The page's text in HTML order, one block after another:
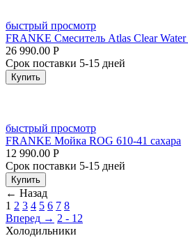
быстрый просмотр
FRANKE Смеситель Atlas Clear
26 990.00 Р
Срок поставки 5-15 дней
Купить
быстрый просмотр
FRANKE Мойка ROG 610-41 сахара
12 990.00 Р
Срок поставки 5-15 дней
Купить
← Назад
1 2 3 4 5 6 7 8
Вперед → 2 - 12
Холодильники